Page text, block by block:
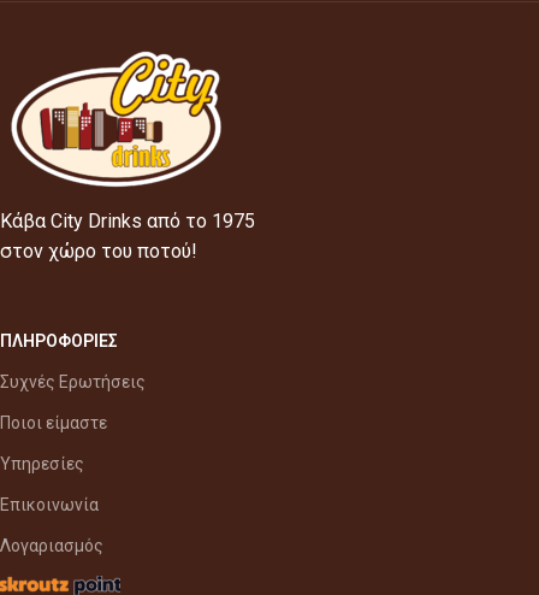
Κάβα City Drinks από το 1975
στον χώρο του ποτού!
ΠΛΗΡΟΦΟΡΙΕΣ
Συχνές Ερωτήσεις
Ποιοι είμαστε
Υπηρεσίες
Επικοινωνία
Λογαριασμός